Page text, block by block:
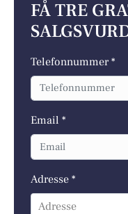
FÅ TRE
Telefonnummer *
Email *
Adresse *
Adresse